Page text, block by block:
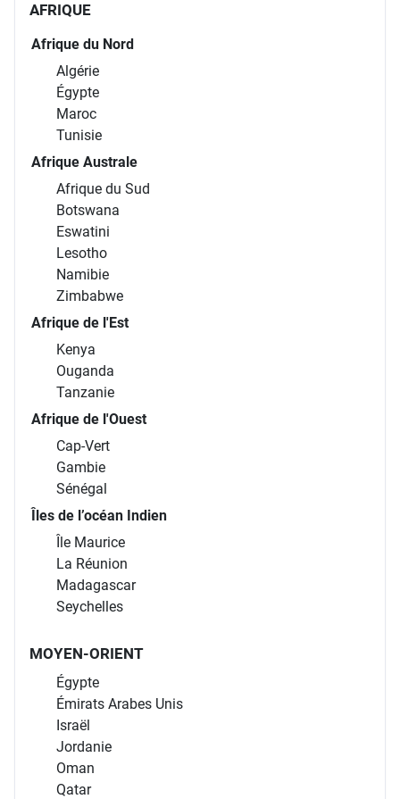
AFRIQUE
Afrique du Nord
Algérie
Égypte
Maroc
Tunisie
Afrique Australe
Afrique du Sud
Botswana
Eswatini
Lesotho
Namibie
Zimbabwe
Afrique de l'Est
Kenya
Ouganda
Tanzanie
Afrique de l'Ouest
Cap-Vert
Gambie
Sénégal
Îles de l’océan Indien
Île Maurice
La Réunion
Madagascar
Seychelles
MOYEN-ORIENT
Égypte
Émirats Arabes Unis
Israël
Jordanie
Oman
Qatar